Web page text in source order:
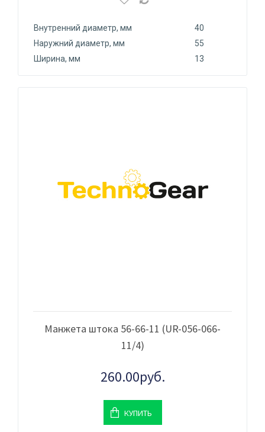
Внутренний диаметр, мм
40
Наружний диаметр, мм
55
Ширина, мм
13
Манжета штока 56-66-11 (UR-056-066-
11/4)
260.00руб.
КУПИТЬ